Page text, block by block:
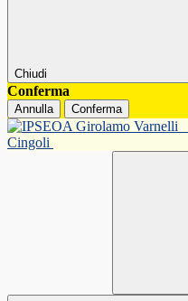
Chiudi
Conferma
Annulla Conferma
Cingoli